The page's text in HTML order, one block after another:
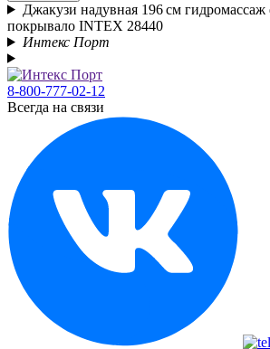
Джакузи надувная 196 см гидромассаж
покрывало INTEX 28440
Интекс Порт
8-800-777-02-12
Всегда на связи